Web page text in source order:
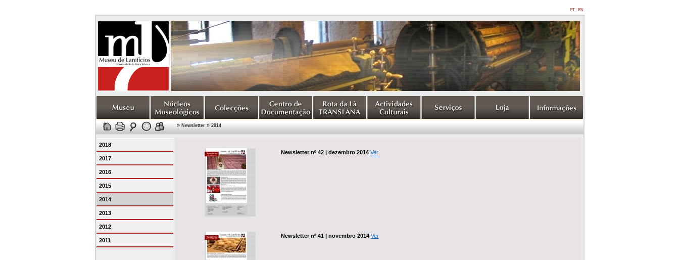
PT| EN
» Newsletter» 2014
2018
2017
2016
2015
2014
2013
2012
2011
Newsletter nº 42 | dezembro 2014 Ver
Newsletter nº 41 | novembro 2014 Ver